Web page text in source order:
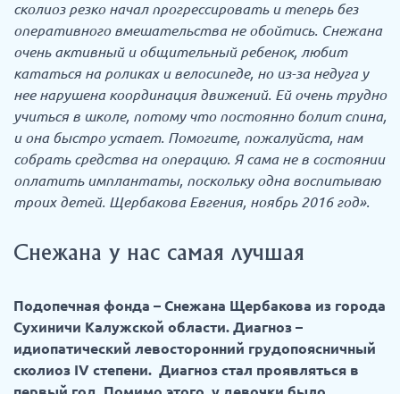
сколиоз резко начал прогрессировать и теперь без
оперативного вмешательства не обойтись. Снежана
очень активный и общительный ребенок, любит
кататься на роликах и велосипеде, но из-за недуга у
нее нарушена координация движений. Ей очень трудно
учиться в школе, потому что постоянно болит спина,
и она быстро устает. Помогите, пожалуйста, нам
собрать средства на операцию. Я сама не в состоянии
оплатить имплантаты, поскольку одна воспитываю
троих детей. Щербакова Евгения, ноябрь 2016 год».
Снежана у нас самая лучшая
Подопечная фонда – Снежана Щербакова из города
Сухиничи Калужской области. Диагноз –
идиопатический левосторонний грудопоясничный
сколиоз IV степени. Диагноз стал проявляться в